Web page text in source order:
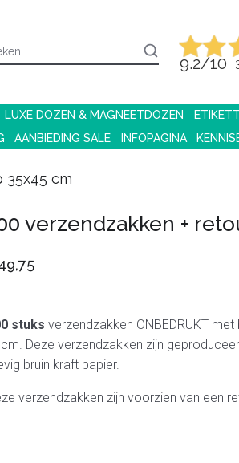
9.2/10
LUXE DOZEN & MAGNEETDOZEN
AANBIEDING SALE INFOPAGINA
35x45 cm
verzendzakken +
stuks verzendzakken ONBEDRUKT
Deze verzendzakken zijn
bruin kraft papier.
verzendzakken zijn voorzien van een